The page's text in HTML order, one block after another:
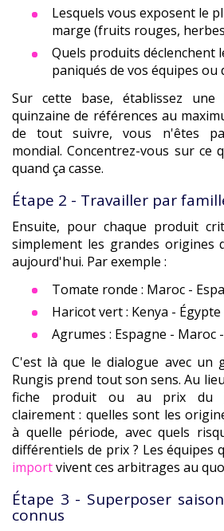
Lesquels vous exposent le
marge (fruits rouges,
Quels produits déclenchent
paniqués de vos équipes ou
Sur cette base, établissez
quinzaine de références au
de tout suivre, vous n'êtes
mondial. Concentrez-vous sur ce
quand ça casse.
Étape 2 - Travailler par
Ensuite, pour chaque produit
simplement les grandes origines
aujourd'hui. Par exemple :
Tomate ronde : Maroc -
Haricot vert : Kenya -
Agrumes : Espagne - Maroc
C'est là que le dialogue avec un
Rungis prend tout son sens. Au
fiche produit ou au prix du
clairement : quelles sont les
à quelle période, avec quels
différentiels de prix ? Les équipes
importvivent ces arbitrages au
Étape 3 - Superposer
connus